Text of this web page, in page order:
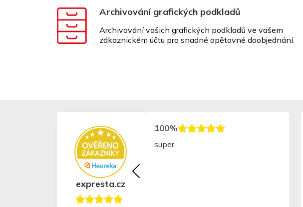
Archivování grafických podkladů
Archivování vašich grafických podkladů ve vašem
zákaznickém účtu pro snadné opětovné doobjednání.
expresta.cz
100%
super